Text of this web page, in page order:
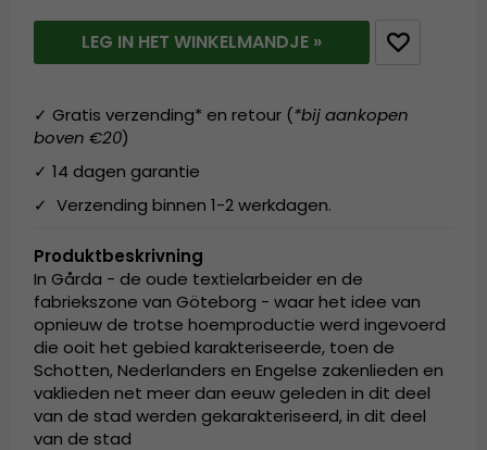
LEG IN HET WINKELMANDJE »
✓ Gratis verzending* en retour (*bij aankopen
boven €20)
✓ 14 dagen garantie
✓ Verzending binnen 1-2 werkdagen.
Produktbeskrivning
In Gårda - de oude textielarbeider en de
fabriekszone van Göteborg - waar het idee van
opnieuw de trotse hoemproductie werd ingevoerd
die ooit het gebied karakteriseerde, toen de
Schotten, Nederlanders en Engelse zakenlieden en
vaklieden net meer dan eeuw geleden in dit deel
van de stad werden gekarakteriseerd, in dit deel
van de stad